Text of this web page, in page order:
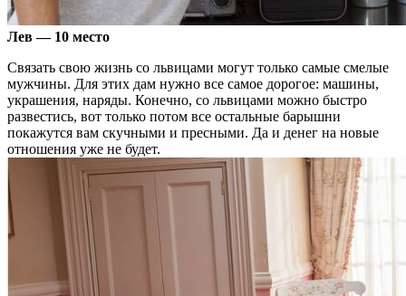
Лев — 10 место
Связать свою жизнь со львицами могут только самые смелые
мужчины. Для этих дам нужно все самое дорогое: машины,
украшения, наряды. Конечно, со львицами можно быстро
развестись, вот только потом все остальные барышни
покажутся вам скучными и пресными. Да и денег на новые
отношения уже не будет.